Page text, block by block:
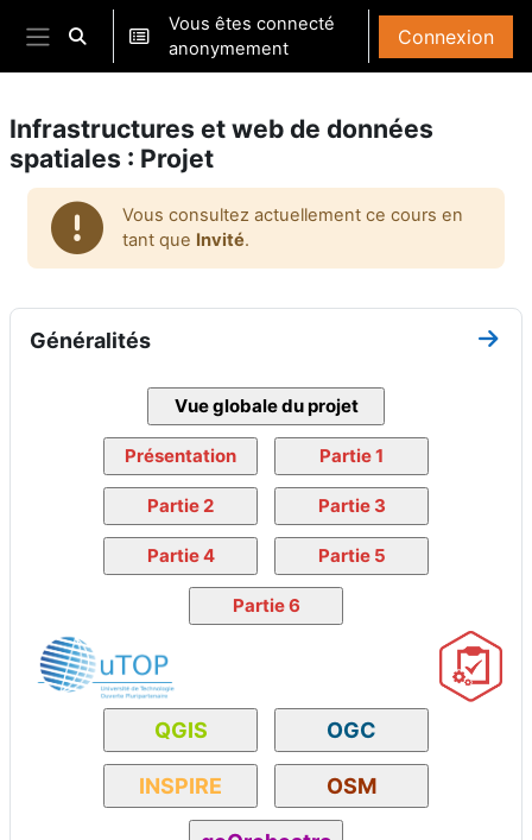
Passer au contenu principal
Panneau latéral
Activer/désactiver la saisie de recherche
Vous êtes connecté
anonymement
Connexion
Infrastructures et web de données
spatiales : Projet
Vous consultez actuellement ce cours en
tant que Invité.
Résumé de section
Généralités Aller